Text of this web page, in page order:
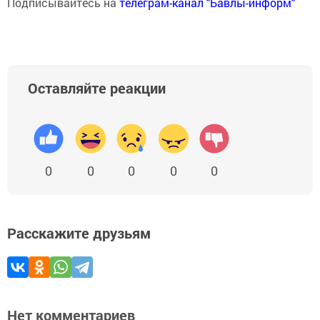
Оставляйте реакции
0 0 0 0 0
Расскажите друзьям
Нет комментариев